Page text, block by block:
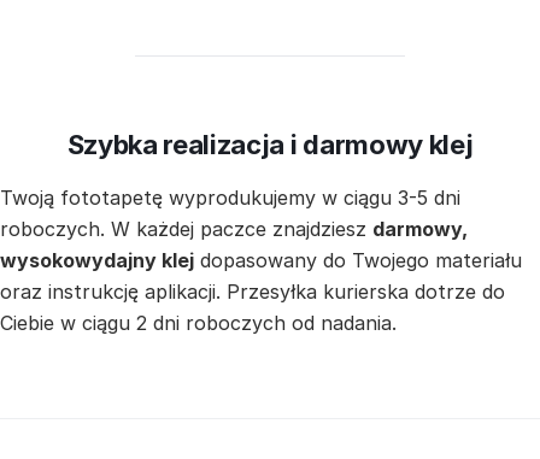
Szybka realizacja i darmowy klej
Twoją fototapetę wyprodukujemy w ciągu 3-5 dni
roboczych. W każdej paczce znajdziesz darmowy,
wysokowydajny klej dopasowany do Twojego materiału
oraz instrukcję aplikacji. Przesyłka kurierska dotrze do
Ciebie w ciągu 2 dni roboczych od nadania.